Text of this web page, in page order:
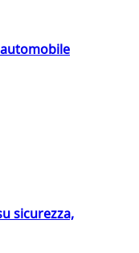
sicurezza,